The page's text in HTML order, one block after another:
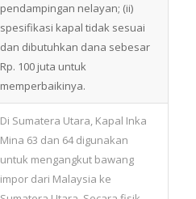
pendampingan nelayan; (ii)
spesifikasi kapal tidak sesuai
dan dibutuhkan dana sebesar
Rp. 100 juta untuk
memperbaikinya.
Di Sumatera Utara, Kapal Inka
Mina 63 dan 64 digunakan
untuk mengangkut bawang
impor dari Malaysia ke